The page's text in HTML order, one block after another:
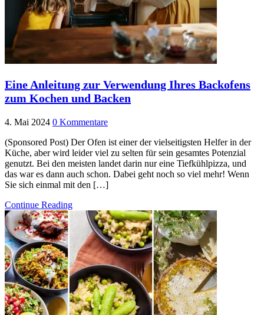
Eine Anleitung zur Verwendung Ihres Backofens
zum Kochen und Backen
4. Mai 2024 0 Kommentare
(Sponsored Post) Der Ofen ist einer der vielseitigsten Helfer in der
Küche, aber wird leider viel zu selten für sein gesamtes Potenzial
genutzt. Bei den meisten landet darin nur eine Tiefkühlpizza, und
das war es dann auch schon. Dabei geht noch so viel mehr! Wenn
Sie sich einmal mit den […]
Continue Reading